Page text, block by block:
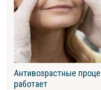
Антивозрастные
работает